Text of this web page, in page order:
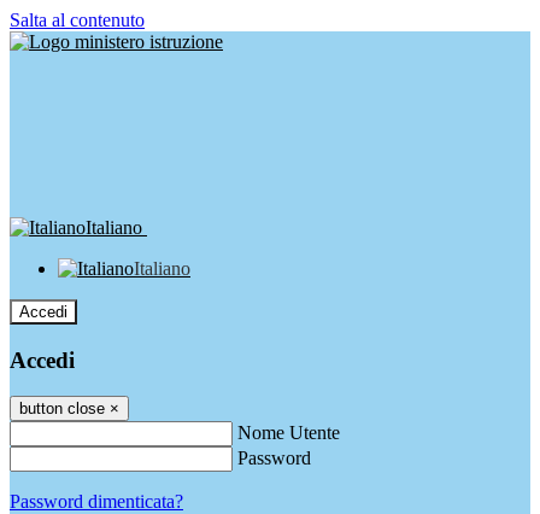
Salta al contenuto
Italiano
Italiano
Accedi
Accedi
button close ×
Nome Utente
Password
Password dimenticata?